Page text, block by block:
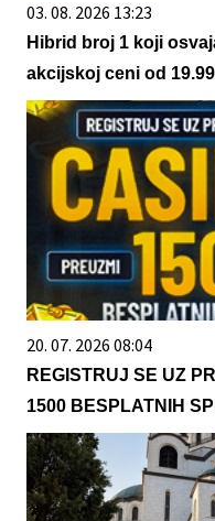
03. 08. 2026 13:23
Hibrid broj 1 koji
akcijskoj ceni od
20. 07. 2026 08:04
REGISTRUJ SE UZ
1500 BESPLATNIH